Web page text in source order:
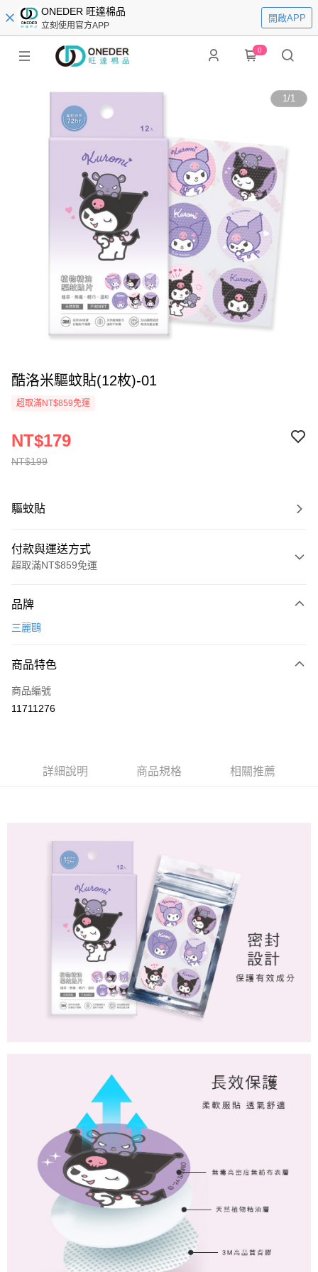
ONEDER 旺達棉品
立刻使用官方APP
開啟APP
0
1/1
酷洛米驅蚊貼(12枚)-01
超取滿NT$859免運
NT$199
NT$179
驅蚊貼
付款與運送方式
超取滿NT$859免運
信用卡一次付款
LINE Pay
Apple Pay
ATM付款
付款後全家取貨
每筆NT$80，滿NT$859(含以上)免運費
每筆NT$80，滿NT$899(含以上)免運費
每筆NT$80，滿NT$859(含以上)免運費
品牌
三麗鷗
商品特色
商品編號
11711276
詳細說明 商品規格 相關推薦